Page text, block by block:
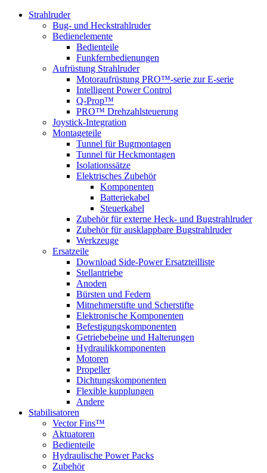
Strahlruder
Bug- und Heckstrahlruder
Bedienelemente
Bedienteile
Funkfernbedienungen
Aufrüstung Strahlruder
Motoraufrüstung PRO™-serie zur E-serie
Intelligent Power Control
Q-Prop™
PRO™ Drehzahlsteuerung
Joystick-Integration
Montageteile
Tunnel für Bugmontagen
Tunnel für Heckmontagen
Isolationssätze
Elektrisches Zubehör
Komponenten
Batteriekabel
Steuerkabel
Zubehör für externe Heck- und Bugstrahlruder
Zubehör für ausklappbare Bugstrahlruder
Werkzeuge
Ersatzeile
Download Side-Power Ersatzteilliste
Stellantriebe
Anoden
Bürsten und Federn
Mitnehmerstifte und Scherstifte
Elektronische Komponenten
Befestigungskomponenten
Getriebebeine und Halterungen
Hydraulikkomponenten
Motoren
Propeller
Dichtungskomponenten
Flexible kupplungen
Andere
Stabilisatoren
Vector Fins™
Aktuatoren
Bedienteile
Hydraulische Power Packs
Zubehör